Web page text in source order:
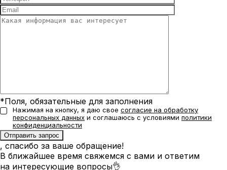
*Поля, обязательные для заполнения
Нажимая на кнопку, я даю свое согласие на обработку
персональных данных и соглашаюсь с условиями политики
конфиденциальности
, спасибо за ваше обращение!
В ближайшее время свяжемся с вами и ответим
на интересующие вопросы👌